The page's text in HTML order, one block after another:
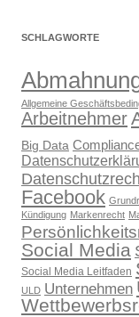
SCHLAGWORTE
Allgemeine
Arbeitnehmer
Big Data
Facebook
Kündigung Markenrecht
Social Media
Social Media Leitfaden
ULD Unternehmen